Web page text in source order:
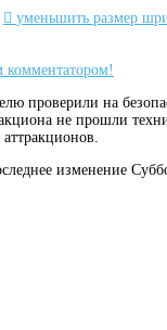
уменьшить размер
комментатором!
проверили на
не прошли
аттракционов.
изменение